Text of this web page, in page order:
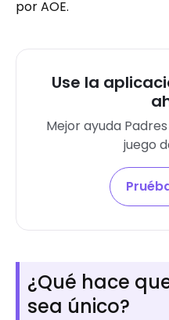
por AOE.
Use la
Mejor ayuda
juego
¿Qué hace
sea único?